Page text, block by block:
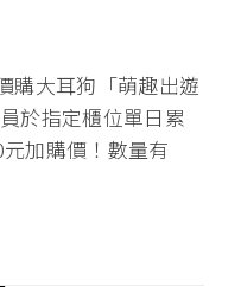
購大耳狗「萌趣出遊
於指定櫃位單日累
加購價！數量有